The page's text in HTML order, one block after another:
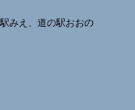
みえ、道の駅おおの